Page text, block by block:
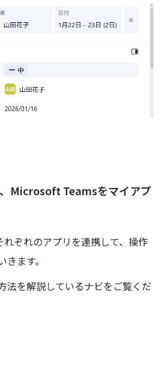
Microsoft Teamsをマイアプ
れぞれのアプリを連携して、操作
ます。
法を解説しているナビをご覧くだ